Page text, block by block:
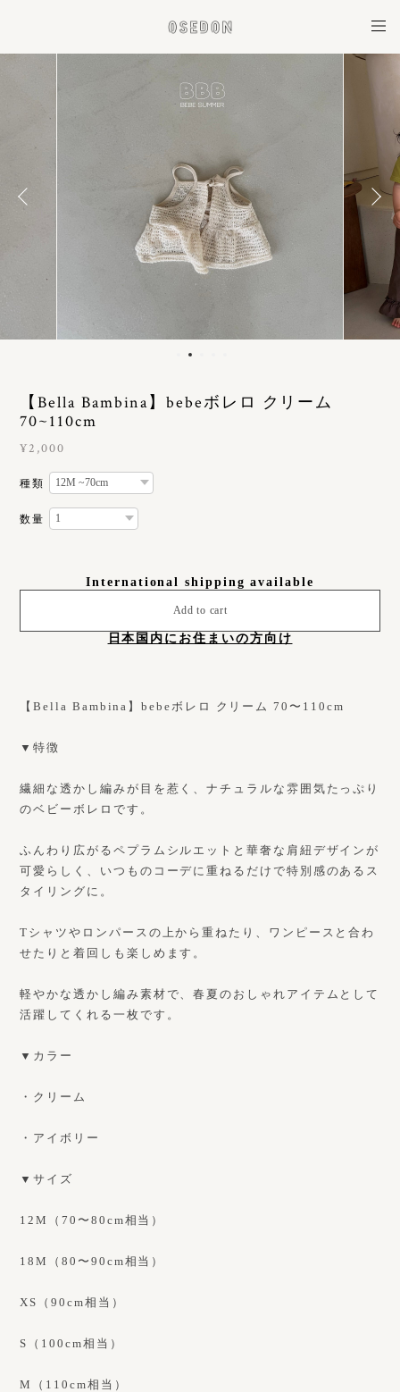
【Bella Bambina】bebeボレロ クリーム
70~110cm
¥2,000
種類
数量
International shipping available
Add to cart
日本国内にお住まいの方向け
【Bella Bambina】bebeボレロ クリーム 70〜110cm
▼特徴
繊細な透かし編みが目を惹く、ナチュラルな雰囲気たっぷり
のベビーボレロです。
ふんわり広がるペプラムシルエットと華奢な肩紐デザインが
可愛らしく、いつものコーデに重ねるだけで特別感のあるス
タイリングに。
Tシャツやロンパースの上から重ねたり、ワンピースと合わ
せたりと着回しも楽しめます。
軽やかな透かし編み素材で、春夏のおしゃれアイテムとして
活躍してくれる一枚です。
▼カラー
・クリーム
・アイボリー
▼サイズ
12M（70〜80cm相当）
18M（80〜90cm相当）
XS（90cm相当）
S（100cm相当）
M（110cm相当）